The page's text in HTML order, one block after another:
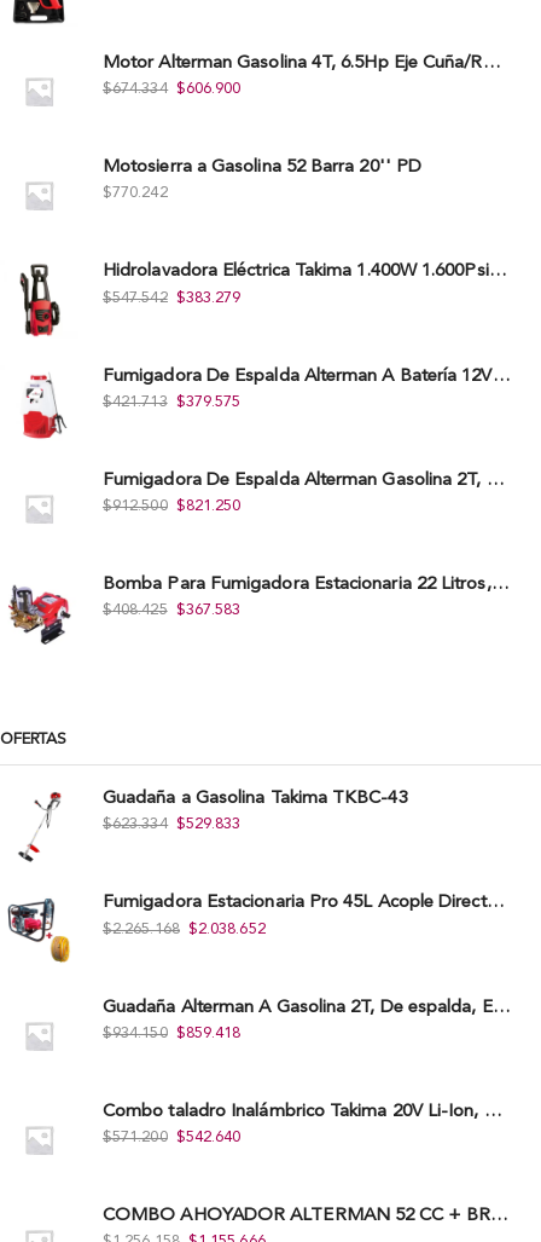
Motor Alterman Gasolina 4T, 6.5Hp Eje Cuña/Rosca 3/4", Xge65K.
$674.334 $606.900
Motosierra a Gasolina 52 Barra 20'' PD
$770.242
Hidrolavadora Eléctrica Takima 1.400W 1.600Psi, Tkepw-1600-A.
$547.542 $383.279
Fumigadora De Espalda Alterman A Baterí­a 12V/12Ah, 20Litros, Xkes20.
$421.713 $379.575
Fumigadora De Espalda Alterman Gasolina 2T, 26 Cc, Bomba Nylon Libre Mantenimiento, Tf900-A.
$912.500 $821.250
Bomba Para Fumigadora Estacionaria 22 Litros, Xp22-I.
$408.425 $367.583
OFERTAS
Guadaña a Gasolina Takima TKBC-43
$623.334 $529.833
Fumigadora Estacionaria Pro 45L Acople Directo con Accesorios
$2.265.168 $2.038.652
Guadaña Alterman A Gasolina 2T, De espalda, Eje Flexible, 43Cc, Xbc43B-I
$934.150 $859.418
Combo taladro Inalámbrico Takima 20V Li-Ion, Tklcd-20. + Polichadora Takima 7″ 1.200W, Tksp-180-D.
$571.200 $542.640
COMBO AHOYADOR ALTERMAN 52 CC + BROCA DE 20 CM X 80 CM + BROCA DE 15 CM X 80 CM